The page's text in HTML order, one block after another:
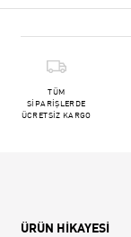
TÜM
SİPARİŞLERDE
ÜCRETSİZ KARGO
ÜRÜN HİKAYESİ